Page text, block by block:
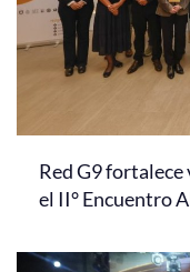
Red G9 fortalece
el II° Encuentro